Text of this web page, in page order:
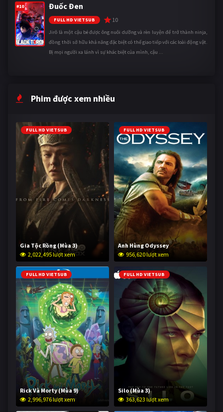
#10 Đuốc Đen
FULL HD VIETSUB 10
Jirô là một cậu bé được ông nuôi dưỡng và rèn luyện để trở thành ninja,
đồng thời sở hữu khả năng đặc biệt có thể giao tiếp với các loài động vật.
Bị mọi người xa lánh vì sự khác biệt của mình, cậu ...
Phim được xem nhiều
FULL HD VIETSUB
Gia Tộc Rồng (Mùa 3)
2,022,495 lượt xem
FULL HD VIETSUB
Anh Hùng Odyssey
956,620 lượt xem
FULL HD VIETSUB
Rick Và Morty (Mùa 9)
2,996,976 lượt xem
FULL HD VIETSUB
Silo (Mùa 3)
363,623 lượt xem